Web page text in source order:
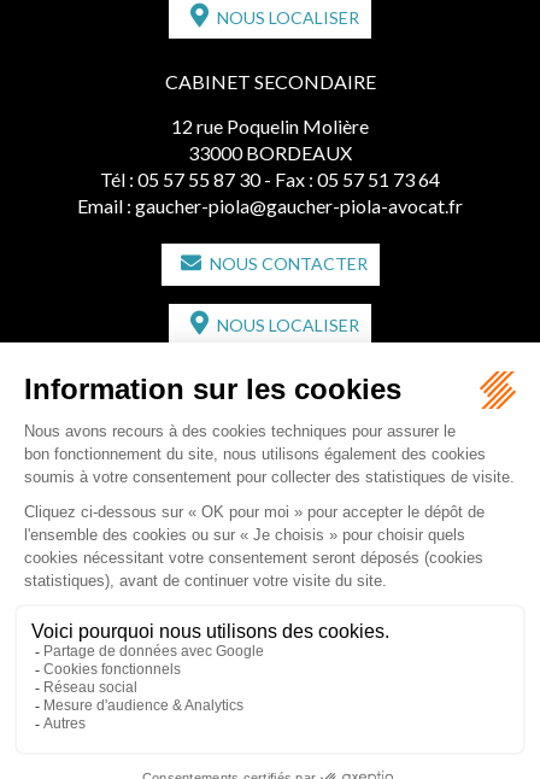
NOUS LOCALISER
CABINET SECONDAIRE
12 rue Poquelin Molière
33000 BORDEAUX
Tél : 05 57 55 87 30 - Fax : 05 57 51 73 64
Email : gaucher-piola@gaucher-piola-avocat.fr
NOUS CONTACTER
NOUS LOCALISER
CABINET SECONDAIRE
2 bis Avenue de l'Europe
33350 ST MAGNE-DE-CASTILLON
Tél :05 57 55 87 30 - Fax : 05 57 51 73 64
Email :gaucher-piola@gaucher-piola-avocat.fr
NOUS CONTACTER
NOUS LOCALISER
Honoraires Plan du site Mentions légales